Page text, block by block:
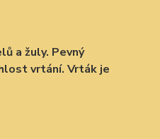
a žuly. Pevný
vrtání. Vrták je